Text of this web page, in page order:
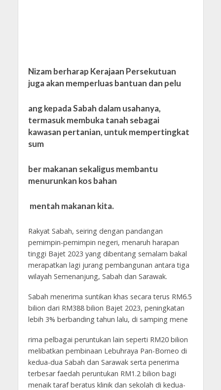
Nizam berharap Kerajaan Persekutuan
juga akan memperluas bantuan dan pelu
ang kepada Sabah dalam usahanya,
termasuk membuka tanah sebagai
kawasan pertanian, untuk mempertingkat
sum
ber makanan sekaligus membantu
menurunkan kos bahan
mentah makanan kita.
Rakyat Sabah, seiring dengan pandangan
pemimpin-pemimpin negeri, menaruh harapan
tinggi Bajet 2023 yang dibentang semalam bakal
merapatkan lagi jurang pembangunan antara tiga
wilayah Semenanjung, Sabah dan Sarawak.
Sabah menerima suntikan khas secara terus RM6.5
bilion dari RM388 bilion Bajet 2023, peningkatan
lebih 3% berbanding tahun lalu, di samping mene
rima pelbagai peruntukan lain seperti RM20 bilion
melibatkan pembinaan Lebuhraya Pan-Borneo di
kedua-dua Sabah dan Sarawak serta penerima
terbesar faedah peruntukan RM1.2 bilion bagi
menaik taraf beratus klinik dan sekolah di kedua-